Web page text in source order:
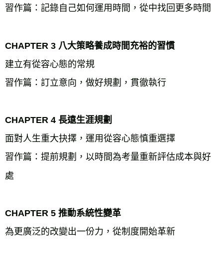
習作篇：記錄自己如何運用時間，從中找回更多時間
CHAPTER 3 八大策略養成時間充裕的習慣
建立有從容心態的常規
習作篇：訂立意向，做好規劃，貫徹執行
CHAPTER 4 長遠生涯規劃
面對人生重大抉擇，運用從容心態慎重選擇
習作篇：提前規劃，以時間為考量重新評估成本與好
處
CHAPTER 5 推動系統性變革
為更廣泛的改變出一份力，從制度開始革新